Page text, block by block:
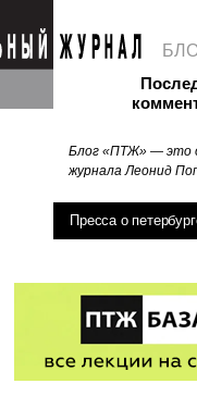
Блог «ПТЖ» — это
журнала Леонид
Пресса о